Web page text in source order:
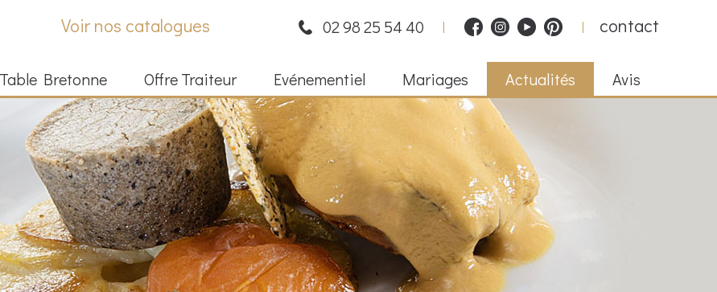
Voir nos catalogues 02 98 25 54 40 contact
Bretonne Offre Traiteur Evénementiel Mariages Actualités Avis